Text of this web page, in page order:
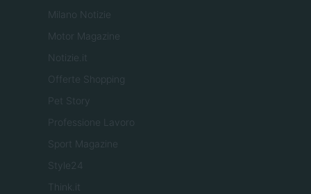
Milano Notizie
Motor Magazine
Notizie.it
Offerte Shopping
Pet Story
Professione Lavoro
Sport Magazine
Style24
Think.it